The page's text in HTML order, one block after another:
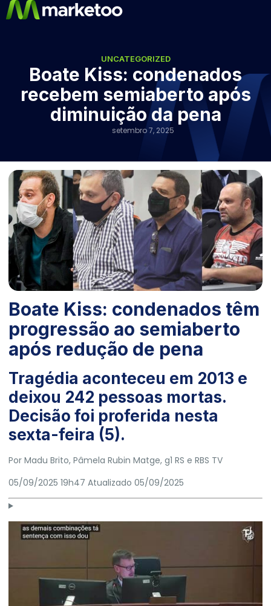
UNCATEGORIZED
Boate Kiss: condenados
recebem semiaberto após
diminuição da pena
setembro 7, 2025
Boate Kiss: condenados têm
progressão ao semiaberto
após redução de pena
Tragédia aconteceu em 2013 e
deixou 242 pessoas mortas.
Decisão foi proferida nesta
sexta-feira (5).
Por Madu Brito, Pâmela Rubin Matge, g1 RS e RBS TV
05/09/2025 19h47 Atualizado 05/09/2025